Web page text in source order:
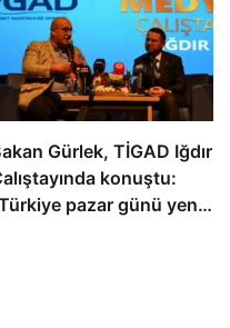
Gürlek, TİGAD Iğdır
konuştu:
pazar günü yeni